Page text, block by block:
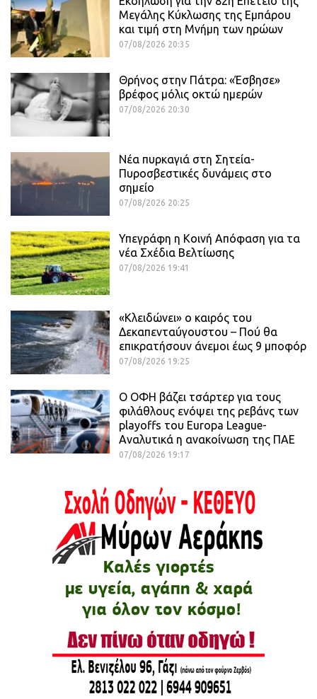
Μεγάλης Κύκλωσης της Εμπάρου
και τιμή στη Μνήμη των ηρώων
07/08/2026 20:35
Θρήνος στην Πάτρα: «Έσβησε»
βρέφος μόλις οκτώ ημερών
07/08/2026 20:30
Νέα πυρκαγιά στη Σητεία-
Πυροσβεστικές δυνάμεις στο
σημείο
07/08/2026 20:25
Υπεγράφη η Κοινή Απόφαση για τα
νέα Σχέδια Βελτίωσης
07/08/2026 19:41
«Κλειδώνει» ο καιρός του
Δεκαπενταύγουστου – Πού θα
επικρατήσουν άνεμοι έως 9 μποφόρ
07/08/2026 19:25
Ο ΟΦΗ βάζει τσάρτερ για τους
φιλάθλους ενόψει της ρεβάνς των
playoffs του Europa League-
Αναλυτικά η ανακοίνωση της ΠΑΕ
07/08/2026 19:17